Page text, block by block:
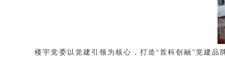
楼宇党委以党建引领为核心，打造“首科创融”党建品